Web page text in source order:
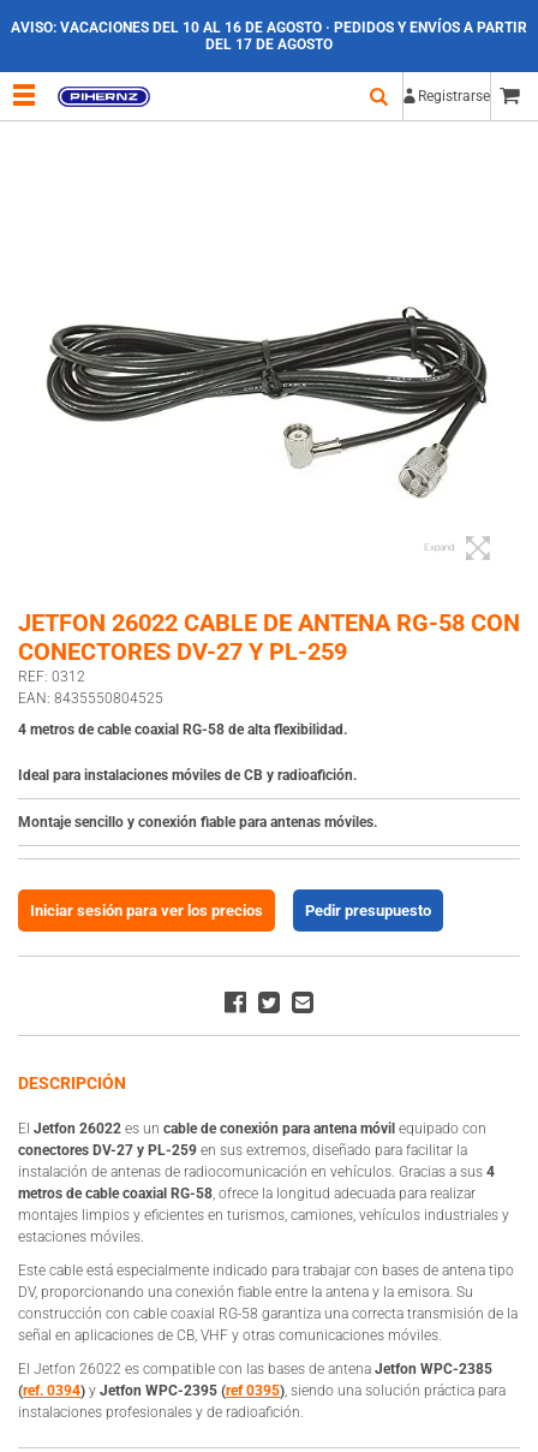
AVISO: VACACIONES DEL 10 AL 16 DE AGOSTO · PEDIDOS Y ENVÍOS A PARTIR
DEL 17 DE AGOSTO
Registrarse
Expand
JETFON 26022 CABLE DE ANTENA RG-58 CON
CONECTORES DV-27 Y PL-259
REF: 0312
EAN: 8435550804525
4 metros de cable coaxial RG-58 de alta flexibilidad.
Ideal para instalaciones móviles de CB y radioafición.
Montaje sencillo y conexión fiable para antenas móviles.
Iniciar sesión para ver los precios Pedir presupuesto
DESCRIPCIÓN
El Jetfon 26022 es un cable de conexión para antena móvil equipado con
conectores DV-27 y PL-259 en sus extremos, diseñado para facilitar la
instalación de antenas de radiocomunicación en vehículos. Gracias a sus 4
metros de cable coaxial RG-58, ofrece la longitud adecuada para realizar
montajes limpios y eficientes en turismos, camiones, vehículos industriales y
estaciones móviles.
Este cable está especialmente indicado para trabajar con bases de antena tipo
DV, proporcionando una conexión fiable entre la antena y la emisora. Su
construcción con cable coaxial RG-58 garantiza una correcta transmisión de la
señal en aplicaciones de CB, VHF y otras comunicaciones móviles.
El Jetfon 26022 es compatible con las bases de antena Jetfon WPC-2385
(ref. 0394) y Jetfon WPC-2395 (ref 0395), siendo una solución práctica para
instalaciones profesionales y de radioafición.